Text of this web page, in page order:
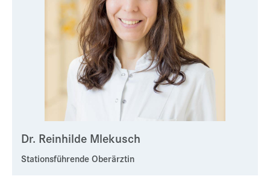
Dr. Reinhilde Mlekusch
Stationsführende Oberärztin